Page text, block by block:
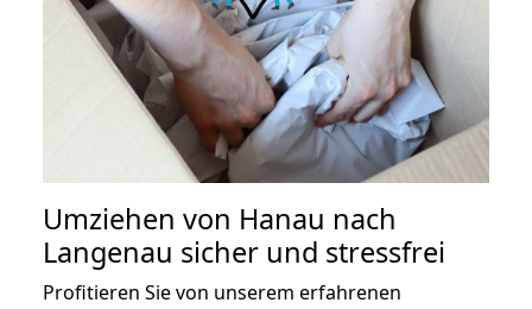
Umziehen von Hanau nach
Langenau sicher und stressfrei
Profitieren Sie von unserem erfahrenen